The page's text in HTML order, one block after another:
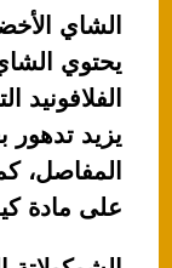
الشاي
يحتوي
يزيد تدهور
المفاصل،
على مادة